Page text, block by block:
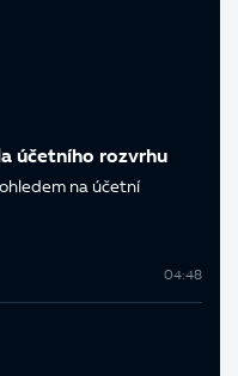
účetního rozvrhu
na účetní
04:48